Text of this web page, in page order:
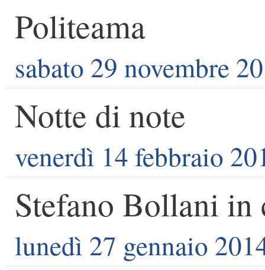
Politeama
sabato 29 novembre
Notte di note
venerdì 14 febbraio
Stefano Bollani in
lunedì 27 gennaio